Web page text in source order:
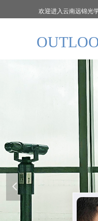
欢迎进入云南远锦光
넳